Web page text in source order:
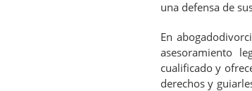
una defensa de
En
asesoramiento
cualificado y
derechos y